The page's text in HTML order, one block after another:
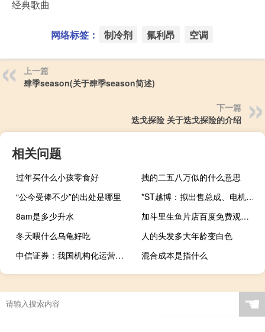
经典歌曲
网络标签： 制冷剂 氟利昂 空调
上一篇
肆季season(关于肆季season简述)
下一篇
迭戈探险 关于迭戈探险的介绍
相关问题
过年买什么小孩零食好
拽的二五八万似的什么意思
“公今受俸不少”的出处是哪里
*ST越博：拟出售总成、电机等存货资产用于员工工资发放等事项
8am是多少升水
加斗里生鱼片店百度免费观看（加斗里生鱼片店）
冬天喂什么乌龟好吃
人的头发多大年龄变白色
中信证券：我国机构化运营租赁住房程度还不普遍
混合成本是指什么
☚